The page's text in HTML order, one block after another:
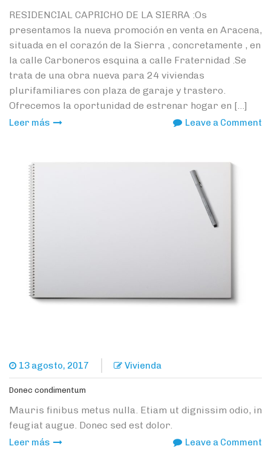
RESIDENCIAL CAPRICHO DE LA SIERRA :Os
presentamos la nueva promoción en venta en Aracena,
situada en el corazón de la Sierra , concretamente , en
la calle Carboneros esquina a calle Fraternidad .Se
trata de una obra nueva para 24 viviendas
plurifamiliares con plaza de garaje y trastero.
Ofrecemos la oportunidad de estrenar hogar en […]
Leer más Leave a Comment
13 agosto, 2017 Vivienda
Donec condimentum
Mauris finibus metus nulla. Etiam ut dignissim odio, in
feugiat augue. Donec sed est dolor.
Leer más Leave a Comment